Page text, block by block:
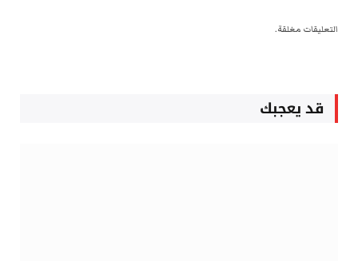
التعليقات مغلقة.
قد يعجبك